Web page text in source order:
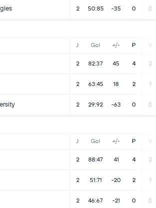
2 50:85 -35 0 0
J Gol +/- P V
2 82:37 45 4 2
2 63:45 18 2 1
2 29:92 -63 0 0
J Gol +/- P V
2 88:47 41 4 2
2 51:71 -20 2 1
2 46:67 -21 0 0